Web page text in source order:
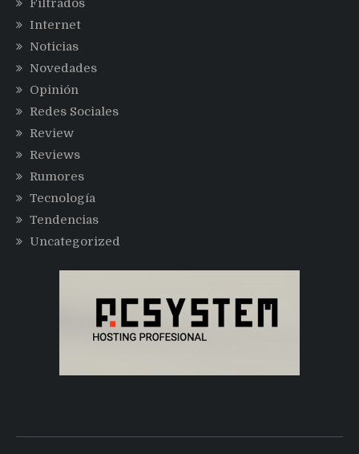
Filtrados
Internet
Noticias
Novedades
Opinión
Redes Sociales
Review
Reviews
Rumores
Tecnología
Tendencias
Uncategorized